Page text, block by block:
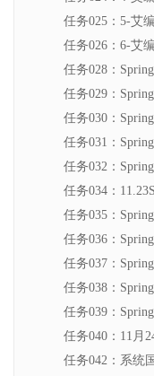
任务025：5-艾
任务026：6-艾
任务028：
任务029：
任务030：
任务031：
任务032：
任务034：
任务035：
任务036：
任务037：
任务038：
任务039：
任务040：11月
任务042：系统